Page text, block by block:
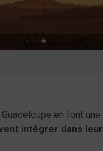
​en font une
intégrer dans leur